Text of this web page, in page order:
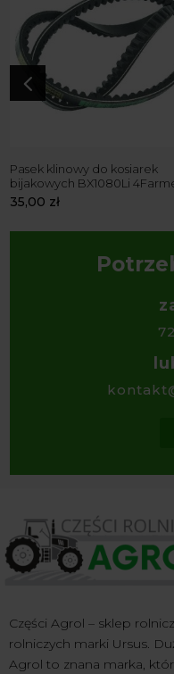
4
Pasek klinowy do kosiarek
bijakowych BX1080Li
35,00 zł
Części Agrol – sklep
rolniczych marki Ursus.
Agrol to znana marka,